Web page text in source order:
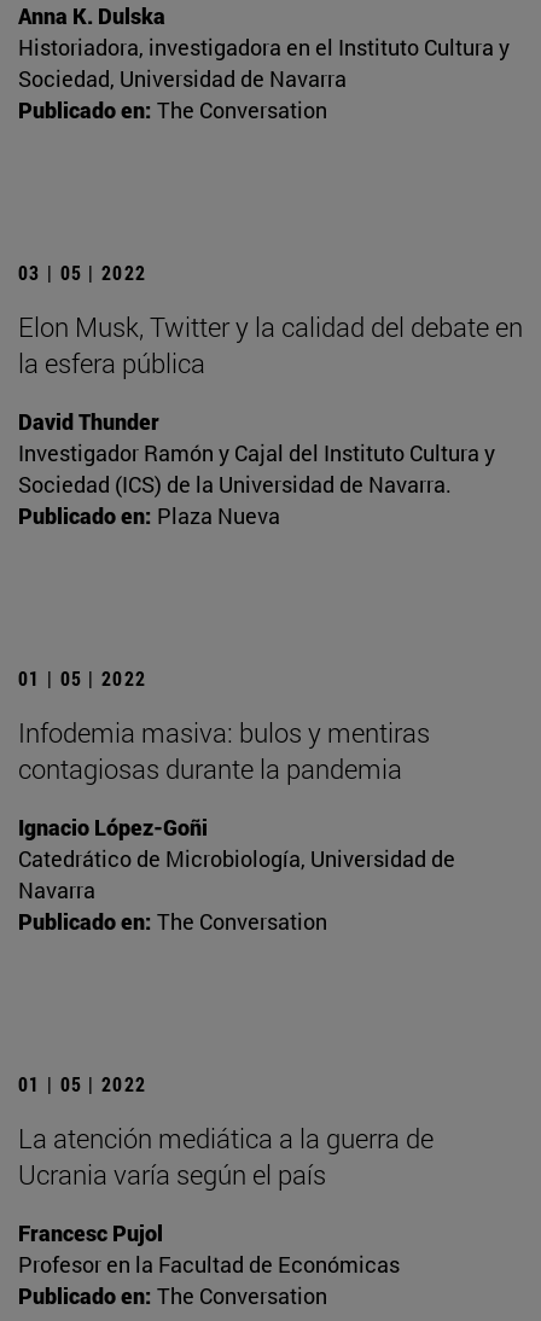
Anna K. Dulska
Historiadora, investigadora en el Instituto Cultura y
Sociedad, Universidad de Navarra
Publicado en: The Conversation
03 | 05 | 2022
Elon Musk, Twitter y la calidad del debate en
la esfera pública
David Thunder
Investigador Ramón y Cajal del Instituto Cultura y
Sociedad (ICS) de la Universidad de Navarra.
Publicado en: Plaza Nueva
01 | 05 | 2022
Infodemia masiva: bulos y mentiras
contagiosas durante la pandemia
Ignacio López-Goñi
Catedrático de Microbiología, Universidad de
Navarra
Publicado en: The Conversation
01 | 05 | 2022
La atención mediática a la guerra de
Ucrania varía según el país
Francesc Pujol
Profesor en la Facultad de Económicas
Publicado en: The Conversation